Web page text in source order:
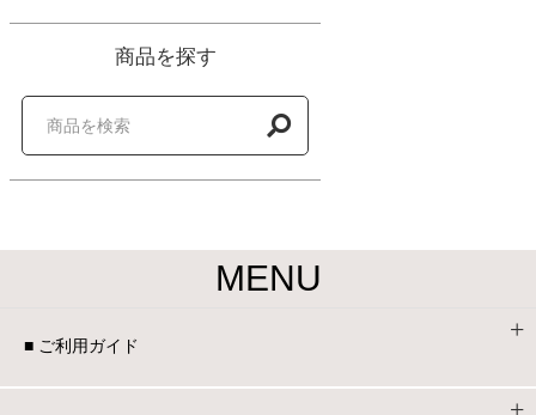
タワー
商品を探す
MENU
■ ご利用ガイド